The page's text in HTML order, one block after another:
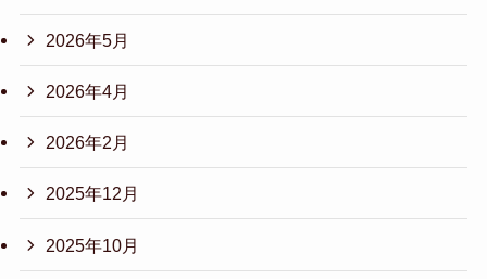
2026年5月
2026年4月
2026年2月
2025年12月
2025年10月